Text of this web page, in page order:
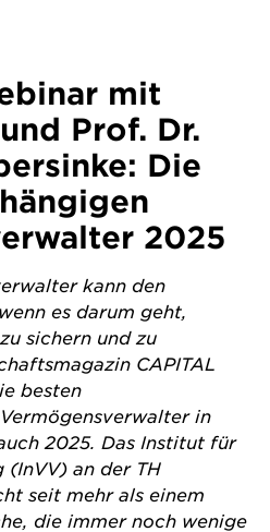
mit
Prof. Dr.
Die
2025
kann den
es darum geht,
sichern und zu
CAPITAL
besten
in
2025. Das Institut für
(InVV) an der TH
seit mehr als einem
die immer noch wenige